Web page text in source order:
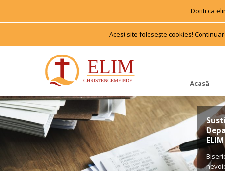
Doriti ca
Acest site foloseşte cookies!
Acasă
ELIM